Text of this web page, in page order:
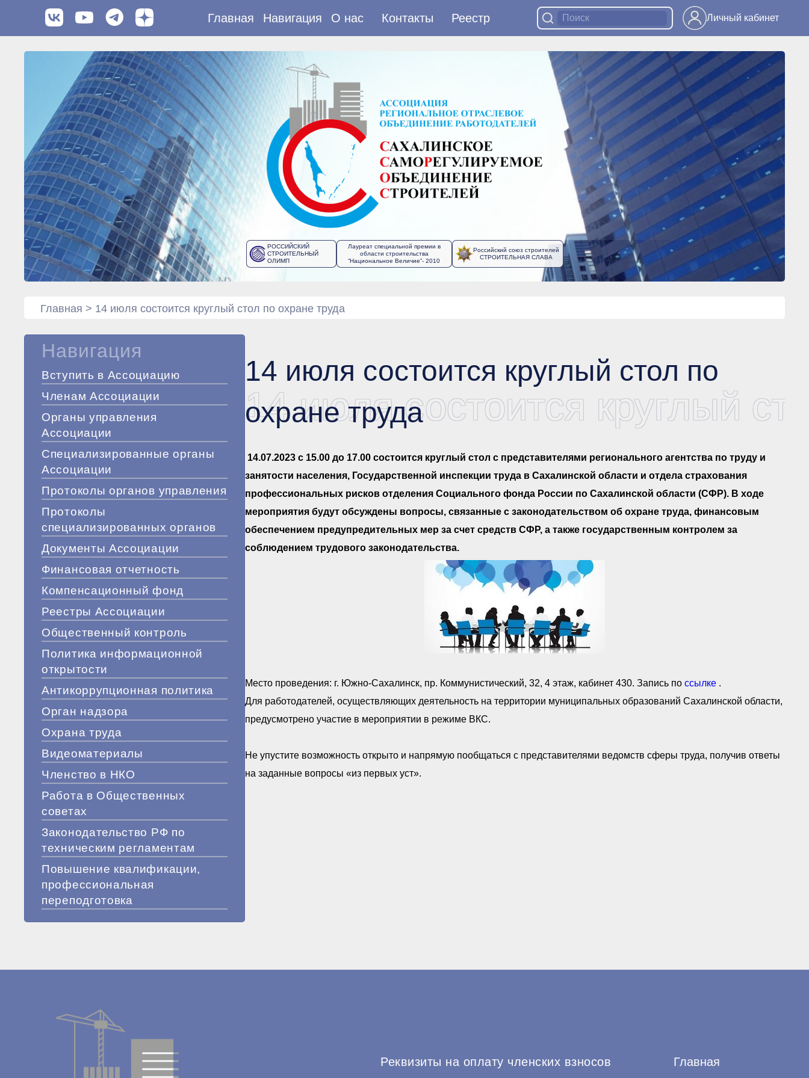
Главная Навигация О нас Контакты Реестр Личный кабинет
РОССИЙСКИЙ
СТРОИТЕЛЬНЫЙ
ОЛИМП
Лауреат специальной премии в
области строительства
“Национальное Величие”- 2010
Российский союз строителей
СТРОИТЕЛЬНАЯ СЛАВА
Главная > 14 июля состоится круглый стол по охране труда
Навигация
Вступить в Ассоциацию
Членам Ассоциации
Органы управления
Ассоциации
Специализированные органы
Ассоциации
Протоколы органов управления
Протоколы
специализированных органов
Документы Ассоциации
Финансовая отчетность
Компенсационный фонд
Реестры Ассоциации
Общественный контроль
Политика информационной
открытости
Антикоррупционная политика
Орган надзора
Охрана труда
Видеоматериалы
Членство в НКО
Работа в Общественных
советах
Законодательство РФ по
техническим регламентам
Повышение квалификации,
профессиональная
переподготовка
14 июля состоится круглый стол по
охране труда
14 июля состоится круглый
14.07.2023 с 15.00 до 17.00 состоится круглый стол с представителями регионального агентства по труду и
занятости населения, Государственной инспекции труда в Сахалинской области и отдела страхования
профессиональных рисков отделения Социального фонда России по Сахалинской области (СФР). В ходе
мероприятия будут обсуждены вопросы, связанные с законодательством об охране труда, финансовым
обеспечением предупредительных мер за счет средств СФР, а также государственным контролем за
соблюдением трудового законодательства.
Место проведения: г. Южно-Сахалинск, пр. Коммунистический, 32, 4 этаж, кабинет 430. Запись по ссылке.
Для работодателей, осуществляющих деятельность на территории муниципальных образований Сахалинской области,
предусмотрено участие в мероприятии в режиме ВКС.
Не упустите возможность открыто и напрямую пообщаться с представителями ведомств сферы труда, получив ответы
на заданные вопросы «из первых уст».
Реквизиты на оплату членских взносов
Главная